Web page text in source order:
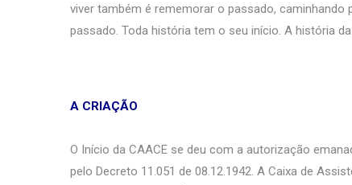
viver também é rememorar o passado,
passado. Toda história tem o seu início. A história
A CRIAÇÃO
O Início da CAACE se deu com a autorização
pelo Decreto 11.051 de 08.12.1942. A Caixa de